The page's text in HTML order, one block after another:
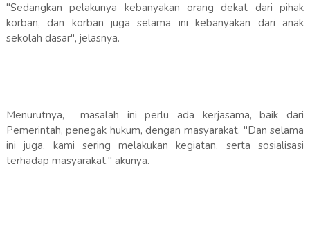
"Sedangkan pelakunya kebanyakan orang dekat dari pihak
korban, dan korban juga selama ini kebanyakan dari anak
sekolah dasar", jelasnya.
Menurutnya, masalah ini perlu ada kerjasama, baik dari
Pemerintah, penegak hukum, dengan masyarakat. "Dan selama
ini juga, kami sering melakukan kegiatan, serta sosialisasi
terhadap masyarakat." akunya.